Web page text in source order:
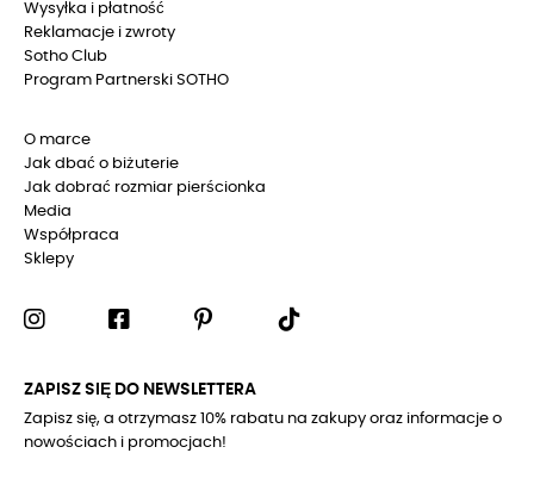
Wysyłka i płatność
Reklamacje i zwroty
Sotho Club
Program Partnerski SOTHO
O marce
Jak dbać o biżuterie
Jak dobrać rozmiar pierścionka
Media
Współpraca
Sklepy
ZAPISZ SIĘ DO NEWSLETTERA
Zapisz się, a otrzymasz 10% rabatu na zakupy oraz informacje o
nowościach i promocjach!